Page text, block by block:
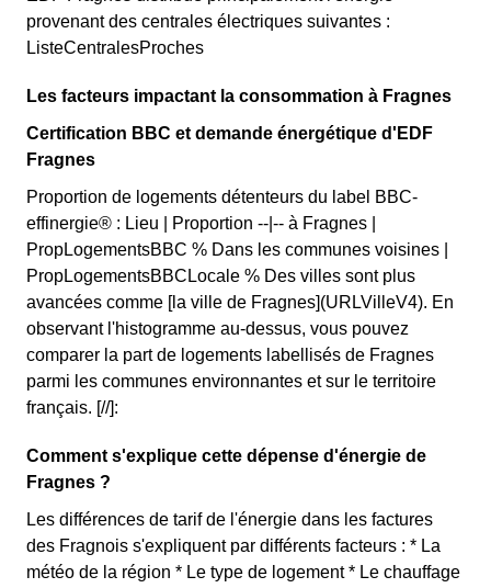
provenant des centrales électriques suivantes :
ListeCentralesProches
Les facteurs impactant la consommation à Fragnes
Certification BBC et demande énergétique d'EDF
Fragnes
Proportion de logements détenteurs du label BBC-
effinergie® : Lieu | Proportion --|-- à Fragnes |
PropLogementsBBC % Dans les communes voisines |
PropLogementsBBCLocale % Des villes sont plus
avancées comme [la ville de Fragnes](URLVilleV4). En
observant l'histogramme au-dessus, vous pouvez
comparer la part de logements labellisés de Fragnes
parmi les communes environnantes et sur le territoire
français. [//]:
Comment s'explique cette dépense d'énergie de
Fragnes ?
Les différences de tarif de l'énergie dans les factures
des Fragnois s'expliquent par différents facteurs : * La
météo de la région * Le type de logement * Le chauffage